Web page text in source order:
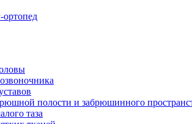
ортопед
полости и забрюшинного
таза